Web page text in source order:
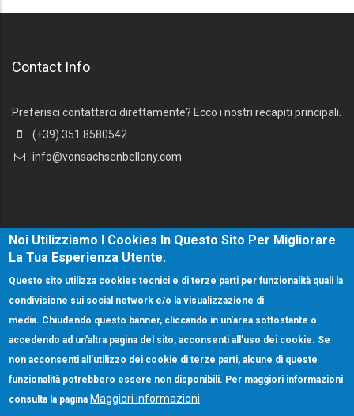
Contact Info
Preferisci contattarci direttamente? Ecco i nostri recapiti principali.
(+39) 351 8580542
info@vonsachsenbellony.com
Noi Utilizziamo I Cookies In Questo Sito Per Migliorare
La Tua Esperienza Utente.
Questo sito utilizza cookies tecnici e di terze parti per funzionalità quali la
condivisione sui social network e/o la visualizzazione di
media. Chiudendo questo banner, cliccando in un'area sottostante o
accedendo ad un'altra pagina del sito, acconsenti all’uso dei cookie. Se
non acconsenti all'utilizzo dei cookie di terze parti, alcune di queste
funzionalità potrebbero essere non disponibili. Per maggiori informazioni
consulta la pagina Maggiori informazioni